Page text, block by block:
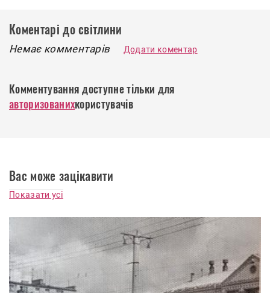
Коментарі до світлини
Немає комментарів Додати коментар
Комментування доступне тільки для
авторизованихкористувачів
Вас може зацікавити
Показати усі